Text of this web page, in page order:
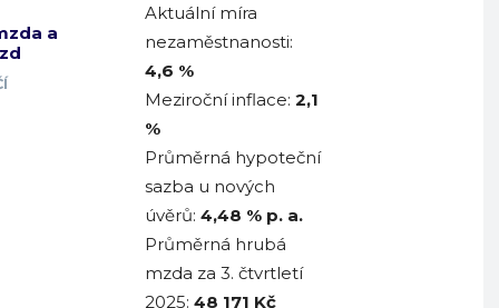
a
Aktuální míra
nezaměstnanosti:
4,6 %
Meziroční inflace: 2,1
%
Průměrná hypoteční
sazba u nových
úvěrů: 4,48 % p. a.
Průměrná hrubá
mzda za 3. čtvrtletí
2025: 48 171 Kč